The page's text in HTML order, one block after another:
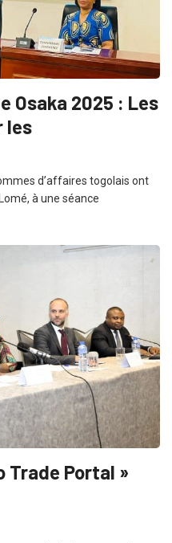
Osaka 2025 : Les
les
d’affaires togolais ont
à une séance
Trade Portal »